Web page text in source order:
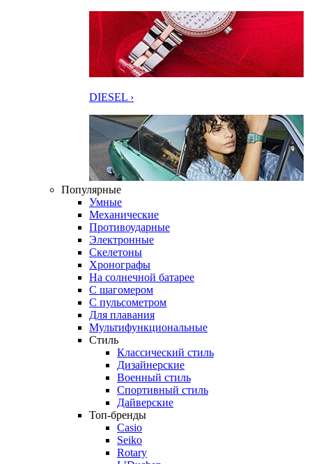
DIESEL ›
Популярные
Умные
Механические
Противоударные
Электронные
Скелетоны
Хронографы
На солнечной батарее
С шагомером
С пульсометром
Для плавания
Мультифункциональные
Стиль
Классический стиль
Дизайнерские
Военный стиль
Спортивный стиль
Дайверские
Топ-бренды
Casio
Seiko
Rotary